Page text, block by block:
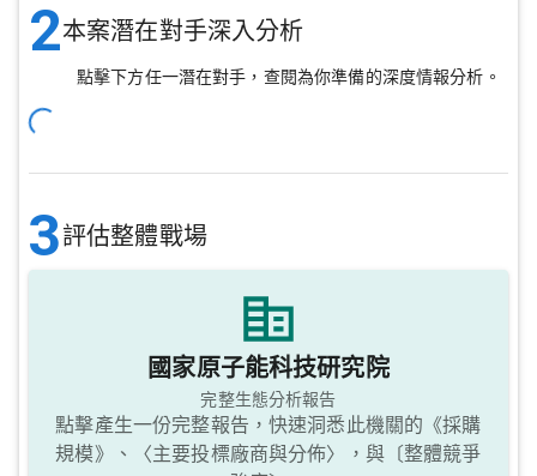
2本案潛在對手深入分析
點擊下方任一潛在對手，查閱為你準備的深度情報分析。
3評估整體戰場
國家原子能科技研究院
完整生態分析報告
點擊產生一份完整報告，快速洞悉此機關的《採購
規模》、〈主要投標廠商與分佈〉，與〔整體競爭